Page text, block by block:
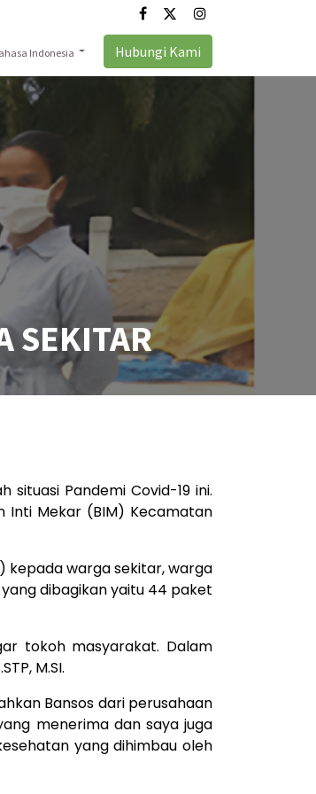
Indonesia Hubungi Kami
SEKITAR
Pandemi Covid-19 ini.
Inti Mekar (BIM) Kecamatan
kepada warga sekitar, warga
dibagikan yaitu 44 paket
tokoh masyarakat. Dalam
M.SI.
Bansos dari perusahaan
menerima dan saya juga
yang dihimbau oleh